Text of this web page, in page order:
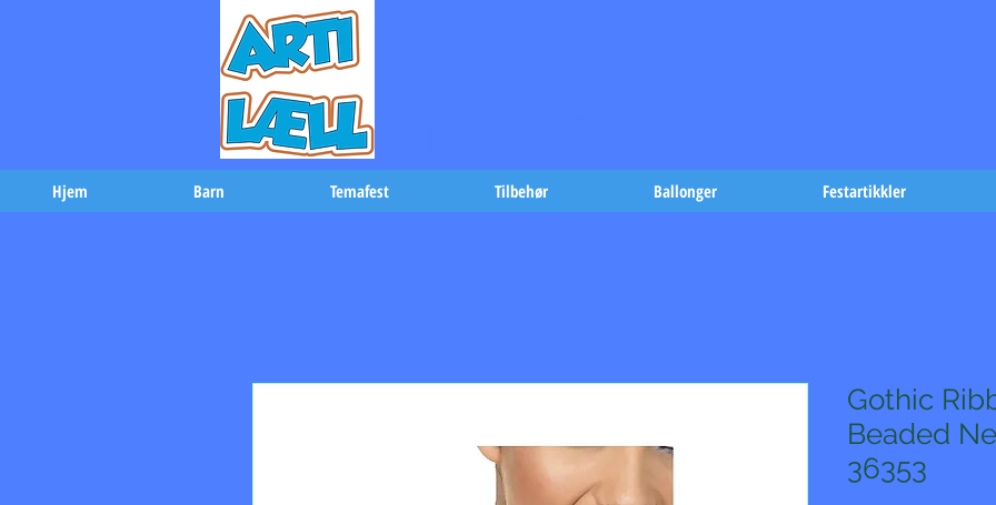
Hjem Barn Temafest Tilbehør Ballonger Festartikkler
Gothic
Beaded
36353